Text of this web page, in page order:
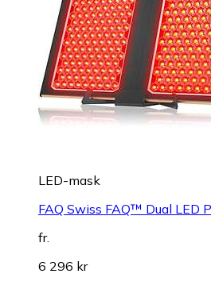
LED-mask
FAQ Swiss FAQ™ Dual LED
fr.
6 296 kr